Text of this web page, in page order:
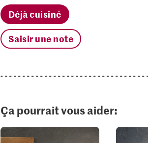
Bio Pousses de radis
23
Déjà cuisiné
Saisir une note
Ça pourrait vous aider: